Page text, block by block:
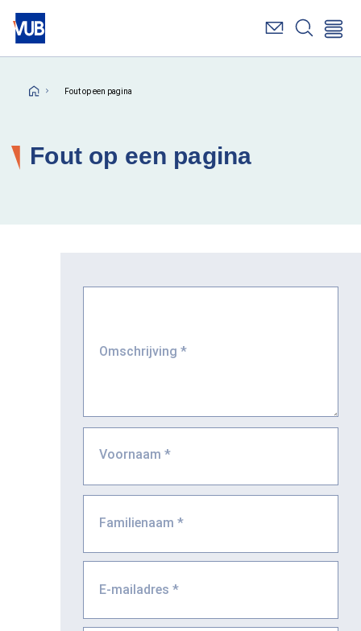
Overslaan
en
naar
inhoudKruimelpad
Fout op een pagina
Fout op een pagina
Omschrijving *
Voornaam *
Familienaam *
E-mailadres *